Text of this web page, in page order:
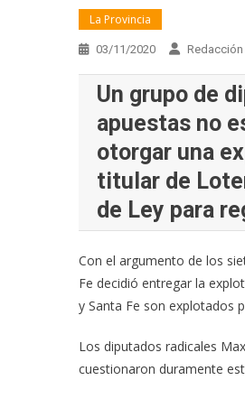
La Provincia
03/11/2020 Redacción
Un grupo de
apuestas no
otorgar una
titular de
de Ley para
Con el argumento de los
Fe decidió entregar la
y Santa Fe son explotados
Los diputados radicales
cuestionaron duramente